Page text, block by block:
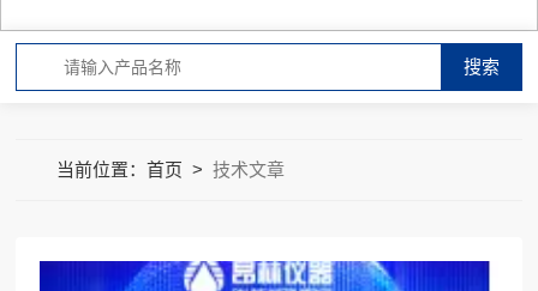
当前位置：首页 >技术文章